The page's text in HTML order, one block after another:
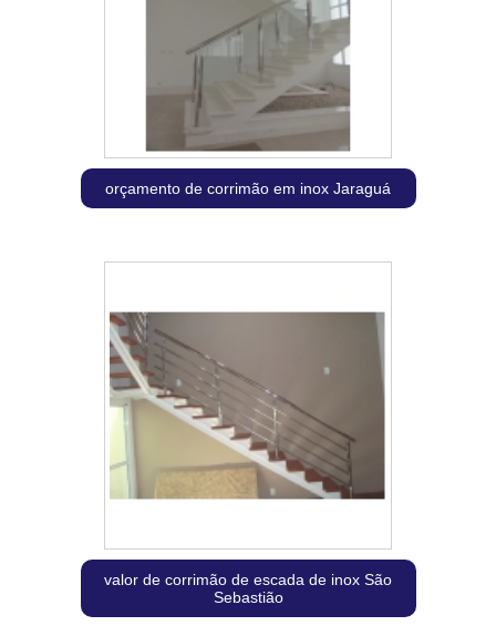
orçamento de corrimão em inox Jaraguá
valor de corrimão de escada de inox São
Sebastião